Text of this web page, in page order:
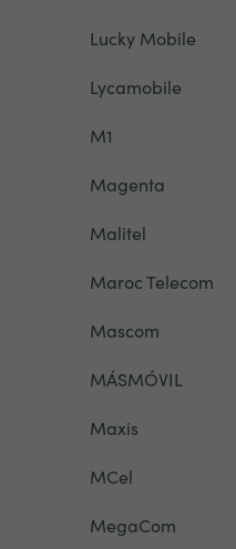
Lucky Mobile
Lycamobile
M1
Magenta
Malitel
Maroc Telecom
Mascom
MÁSMÓVIL
Maxis
MCel
MegaCom